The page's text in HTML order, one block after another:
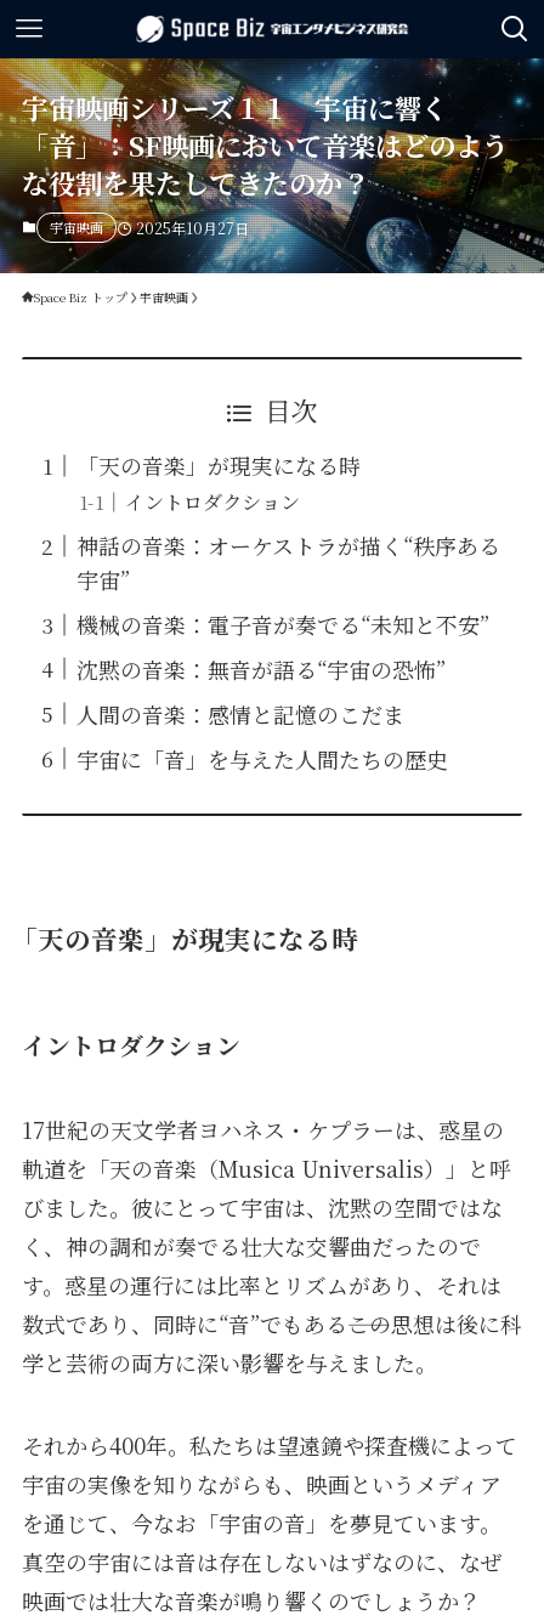
宇宙映画シリーズ１１ 宇宙に響く
「音」：SF映画において音楽はどのよう
な役割を果たしてきたのか？
宇宙映画 2025年10月27日
Space Biz トップ 宇宙映画
目次
「天の音楽」が現実になる時
イントロダクション
神話の音楽：オーケストラが描く“秩序ある
宇宙”
機械の音楽：電子音が奏でる“未知と不安”
沈黙の音楽：無音が語る“宇宙の恐怖”
人間の音楽：感情と記憶のこだま
宇宙に「音」を与えた人間たちの歴史
「天の音楽」が現実になる時
イントロダクション
17世紀の天文学者ヨハネス・ケプラーは、惑星の
軌道を「天の音楽（Musica Universalis）」と呼
びました。彼にとって宇宙は、沈黙の空間ではな
く、神の調和が奏でる壮大な交響曲だったので
す。惑星の運行には比率とリズムがあり、それは
数式であり、同時に“音”でもある――この思想は後に科
学と芸術の両方に深い影響を与えました。
それから400年。私たちは望遠鏡や探査機によって
宇宙の実像を知りながらも、映画というメディア
を通じて、今なお「宇宙の音」を夢見ています。
真空の宇宙には音は存在しないはずなのに、なぜ
映画では壮大な音楽が鳴り響くのでしょうか？